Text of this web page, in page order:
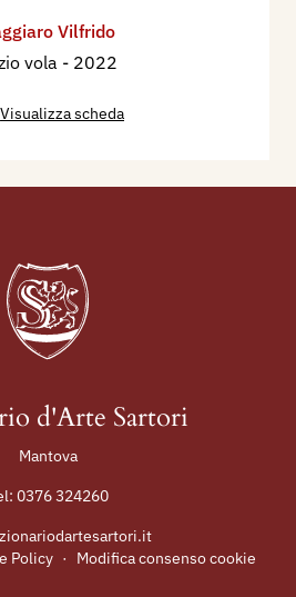
Vilfrido
vola - 2022
Visualizza scheda
d'Arte Sartori
Mantova
0376 324260
Policy · Modifica consenso cookie